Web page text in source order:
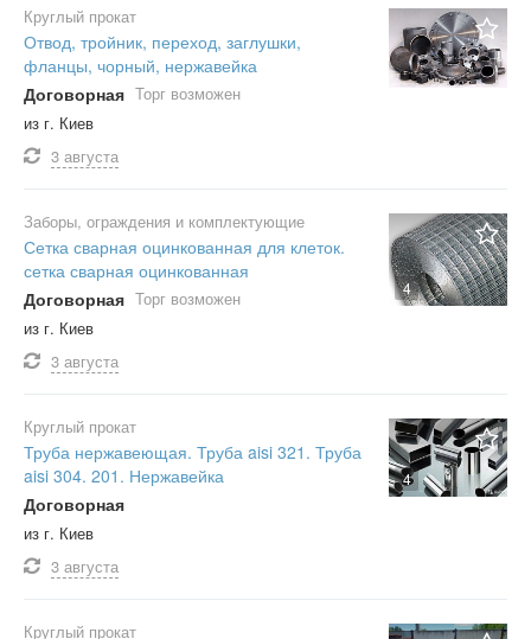
Круглый прокат
Отвод, тройник, переход, заглушки,
фланцы, чорный, нержавейка
Договорная Торг возможен
из г. Киев
3 августа
4
Заборы, ограждения и комплектующие
Сетка сварная оцинкованная для клеток.
сетка сварная оцинкованная
Договорная Торг возможен
из г. Киев
3 августа
4
Круглый прокат
Труба нержавеющая. Труба aisi 321. Труба
aisi 304. 201. Нержавейка
Договорная
из г. Киев
3 августа
Круглый прокат